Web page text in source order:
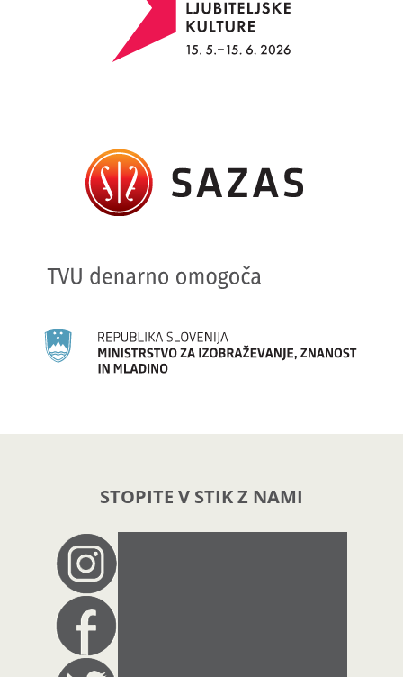
STOPITE V STIK Z NAMI